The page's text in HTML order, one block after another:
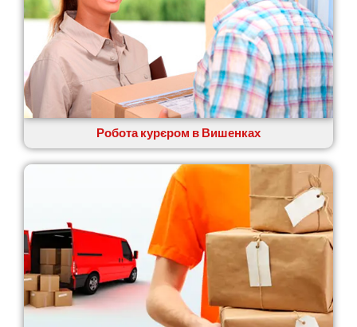
П’ятихатки
Роздільна
Рені
Решетилівка
Ромни
Рівне
Самбір
Щасливе
Шпола
Синельникове
Славута
Славутич
Слобожанське
Сміла
Робота курєром в Вишенках